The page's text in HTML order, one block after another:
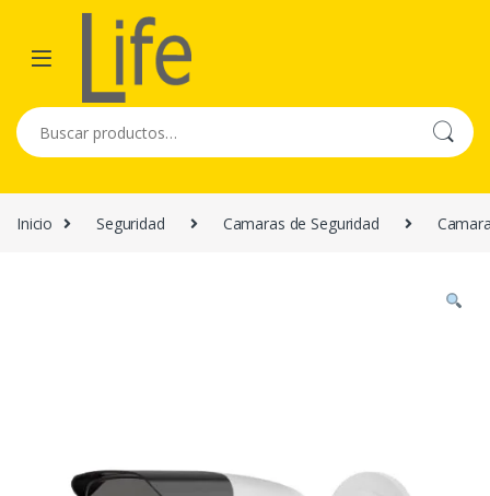
Skip to navigation
Skip to content
Buscar por:
Inicio Seguridad Camaras de Seguridad